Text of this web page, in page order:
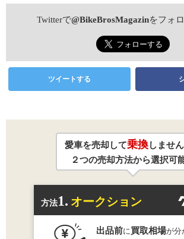
Twitterで@BikeBrosMagazinをフォ
ツイートする
愛車を売却して乗換しませ
２つの売却方法から選択可
方法1. オークション
出品前に 買取相場が分